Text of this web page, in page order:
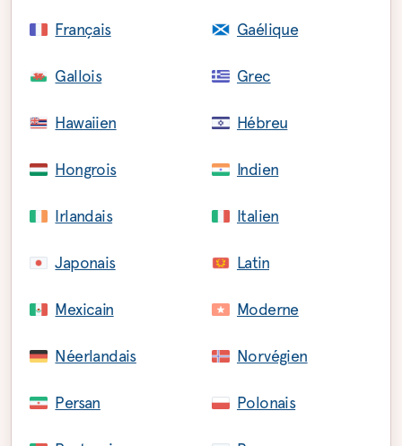
Français Gaélique
Gallois Grec
Hawaiien Hébreu
Hongrois Indien
Irlandais Italien
Japonais Latin
Mexicain Moderne
Néerlandais Norvégien
Persan Polonais